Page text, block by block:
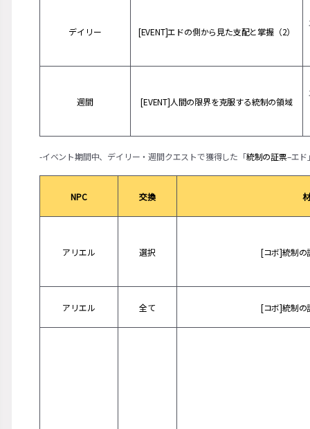
デイリー [EVENT]エドの側から見た支配と掌握（2）
週間 [EVENT]人間の限界を克服する統制の領域
-イベント期間中、デイリー・週間クエストで獲得した「統制の証票–エド
NPC 交換
アリエル 選択 [コボ]統制の
アリエル 全て [コボ]統制の